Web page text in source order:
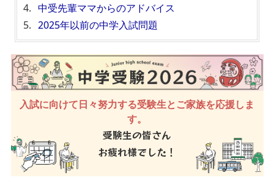
中受先輩ママからのアドバイス
2025年以前の中学入試問題
入試に向けて日々努力する受験生とご家族を応援しま
す。
受験生の皆さん
お疲れ様でした！